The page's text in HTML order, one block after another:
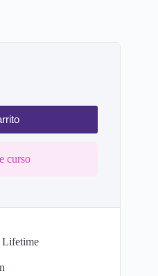
curso
Lifetime